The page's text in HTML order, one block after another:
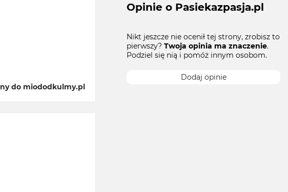
do miododkulmy.pl
Opinie o Pasiekazpasja.pl
Nikt jeszcze nie ocenił tej strony, zrobisz to
pierwszy? Twoja opinia ma znaczenie.
Podziel się nią i pomóż innym osobom.
Dodaj opinie